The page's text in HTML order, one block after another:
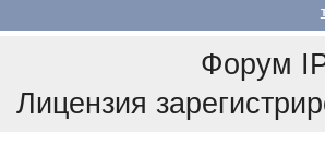
Форум
Лицензия